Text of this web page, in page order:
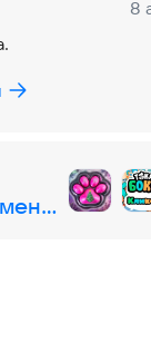
8
Петренко Семен Николаевич